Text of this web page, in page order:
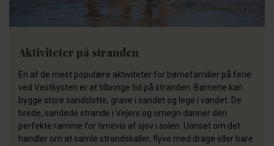
Aktiviteter på stranden
En af de mest populære aktiviteter for børnefamilier på ferie
ved Vestkysten er at tilbringe tid på stranden. Børnene kan
bygge store sandslotte, grave i sandet og lege i vandet. De
brede, sandede strande i Vejers og omegn danner den
perfekte ramme for timevis af sjov i solen. Uanset om det
handler om at samle strandskaller, flyve med drage eller bare